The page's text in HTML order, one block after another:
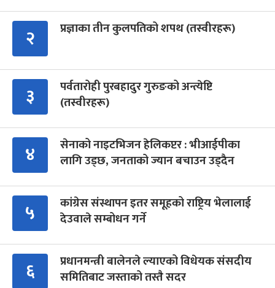
२ प्रज्ञाका तीन कुलपतिको शपथ (तस्वीरहरू)
३
पर्वतारोही पुरबहादुर गुरुङको अन्त्येष्टि
(तस्वीरहरू)
४
सेनाको नाइटभिजन हेलिकप्टर : भीआईपीका
लागि उड्छ, जनताको ज्यान बचाउन उड्दैन
५
कांग्रेस संस्थापन इतर समूहको राष्ट्रिय भेलालाई
देउवाले सम्बोधन गर्ने
६
प्रधानमन्त्री बालेनले ल्याएको विधेयक संसदीय
समितिबाट जस्ताको तस्तै सदर